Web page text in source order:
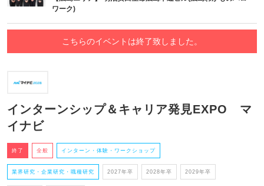
ワーク)
こちらのイベントは終了致しました。
インターンシップ＆キャリア発見EXPO マ
イナビ
終了 全般 インターン・体験・ワークショップ
業界研究・企業研究・職種研究 2027年卒 2028年卒 2029年卒